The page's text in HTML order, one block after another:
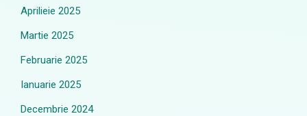
Aprilieie 2025
Martie 2025
Februarie 2025
Ianuarie 2025
Decembrie 2024